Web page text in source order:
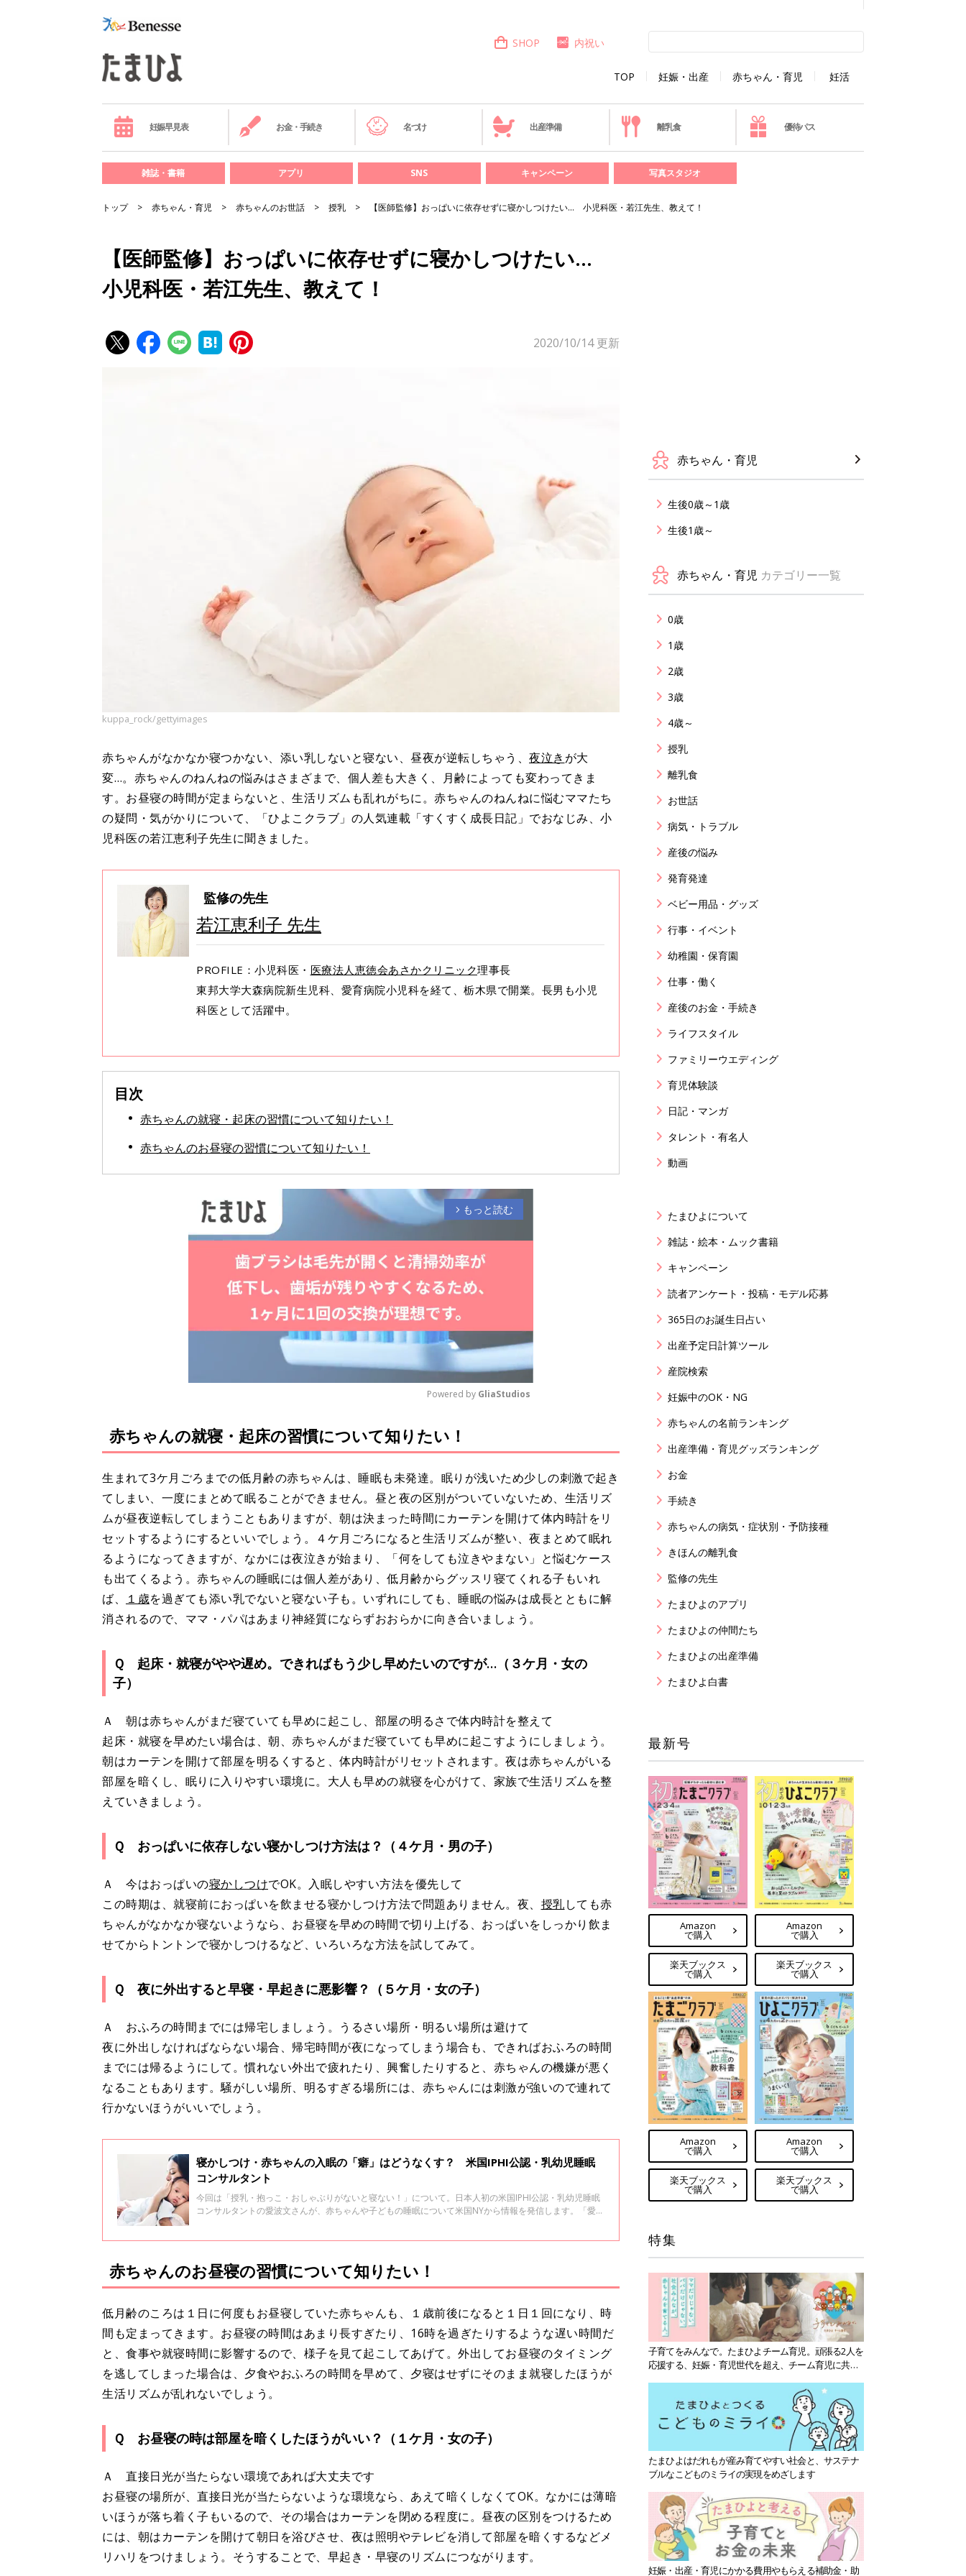
TOP 妊娠・出産 赤ちゃん・育児 妊活
SHOP 内祝い
妊娠早見表 お金・手続き 名づけ 出産準備 離乳食 優待パス
雑誌・書籍 アプリ SNS キャンペーン 写真スタジオ
トップ 赤ちゃん・育児 赤ちゃんのお世話 授乳 【医師監修】おっぱいに依存せずに寝かしつけたい… 小児科医・若江先生、教えて！
【医師監修】おっぱいに依存せずに寝かしつけたい…
小児科医・若江先生、教えて！
2020/10/14更新
kuppa_rock/gettyimages
赤ちゃんがなかなか寝つかない、添い乳しないと寝ない、昼夜が逆転しちゃう、 夜泣き が大
変…。赤ちゃんのねんねの悩みはさまざまで、個人差も大きく、月齢によっても変わってきま
す。お昼寝の時間が定まらないと、生活リズムも乱れがちに。赤ちゃんのねんねに悩むママたち
の疑問・気がかりについて、「ひよこクラブ」の人気連載「すくすく成長日記」でおなじみ、小
児科医の若江恵利子先生に聞きました。
監修の先生
若江恵利子 先生
PROFILE：小児科医・ 医療法人恵徳会あさかクリニック理事長
東邦大学大森病院新生児科、愛育病院小児科を経て、栃木県で開業。長男も小児
科医として活躍中。
目次
赤ちゃんの就寝・起床の習慣について知りたい！
赤ちゃんのお昼寝の習慣について知りたい！
arrow_forward_ios もっと読む
u
t
e
Powered by GliaStudios
赤ちゃんの就寝・起床の習慣について知りたい！
生まれて3ケ月ごろまでの低月齢の赤ちゃんは、睡眠も未発達。眠りが浅いため少しの刺激で起き
てしまい、一度にまとめて眠ることができません。昼と夜の区別がついていないため、生活リズ
ムが昼夜逆転してしまうこともありますが、朝は決まった時間にカーテンを開けて体内時計をリ
セットするようにするといいでしょう。４ケ月ごろになると生活リズムが整い、夜まとめて眠れ
るようになってきますが、なかには夜泣きが始まり、「何をしても泣きやまない」と悩むケース
も出てくるよう。赤ちゃんの睡眠には個人差があり、低月齢からグッスリ寝てくれる子もいれ
ば、
１歳を過ぎても添い乳でないと寝ない子も。いずれにしても、睡眠の悩みは成長とともに解
消されるので、ママ・パパはあまり神経質にならずおおらかに向き合いましょう。
Ｑ 起床・就寝がやや遅め。できればもう少し早めたいのですが…（３ケ月・女の
子）
Ａ 朝は赤ちゃんがまだ寝ていても早めに起こし、部屋の明るさで体内時計を整えて
起床・就寝を早めたい場合は、朝、赤ちゃんがまだ寝ていても早めに起こすようにしましょう。
朝はカーテンを開けて部屋を明るくすると、体内時計がリセットされます。夜は赤ちゃんがいる
部屋を暗くし、眠りに入りやすい環境に。大人も早めの就寝を心がけて、家族で生活リズムを整
えていきましょう。
Ｑ おっぱいに依存しない寝かしつけ方法は？（４ケ月・男の子）
Ａ 今はおっぱいの寝かしつけでOK。入眠しやすい方法を優先して
この時期は、就寝前におっぱいを飲ませる寝かしつけ方法で問題ありません。夜、 授乳しても赤
ちゃんがなかなか寝ないようなら、お昼寝を早めの時間で切り上げる、おっぱいをしっかり飲ま
せてからトントンで寝かしつけるなど、いろいろな方法を試してみて。
Ｑ 夜に外出すると早寝・早起きに悪影響？（５ケ月・女の子）
Ａ おふろの時間までには帰宅しましょう。うるさい場所・明るい場所は避けて
夜に外出しなければならない場合、帰宅時間が夜になってしまう場合も、できればおふろの時間
までには帰るようにして。慣れない外出で疲れたり、興奮したりすると、赤ちゃんの機嫌が悪く
なることもあります。騒がしい場所、明るすぎる場所には、赤ちゃんには刺激が強いので連れて
行かないほうがいいでしょう。
寝かしつけ・赤ちゃんの入眠の「癖」はどうなくす？ 米国IPHI公認・乳幼児睡眠
コンサルタント
今回は「授乳・抱っこ・おしゃぶりがないと寝ない！」について。日本人初の米国IPHI公認・乳幼児睡眠
コンサルタントの愛波文さんが、赤ちゃんや子どもの睡眠について米国NYから情報を発信します。「愛波
赤ちゃんのお昼寝の習慣について知りたい！
低月齢のころは１日に何度もお昼寝していた赤ちゃんも、１歳前後になると１日１回になり、時
間も定まってきます。お昼寝の時間はあまり長すぎたり、16時を過ぎたりするような遅い時間だ
と、食事や就寝時間に影響するので、様子を見て起こしてあげて。外出してお昼寝のタイミング
を逃してしまった場合は、夕食やおふろの時間を早めて、夕寝はせずにそのまま就寝したほうが
生活リズムが乱れないでしょう。
Ｑ お昼寝の時は部屋を暗くしたほうがいい？（１ケ月・女の子）
Ａ 直接日光が当たらない環境であれば大丈夫です
お昼寝の場所が、直接日光が当たらないような環境なら、あえて暗くしなくてOK。なかには薄暗
いほうが落ち着く子もいるので、その場合はカーテンを閉める程度に。昼夜の区別をつけるため
には、朝はカーテンを開けて朝日を浴びさせ、夜は照明やテレビを消して部屋を暗くするなどメ
リハリをつけましょう。そうすることで、早起き・早寝のリズムにつながります。
赤ちゃん・育児
生後0歳～1歳
生後1歳～
赤ちゃん・育児 カテゴリー一覧
0歳
1歳
2歳
3歳
4歳～
授乳
離乳食
お世話
病気・トラブル
産後の悩み
発育発達
ベビー用品・グッズ
行事・イベント
幼稚園・保育園
仕事・働く
産後のお金・手続き
ライフスタイル
ファミリーウエディング
育児体験談
日記・マンガ
タレント・有名人
動画
たまひよについて
雑誌・絵本・ムック書籍
キャンペーン
読者アンケート・投稿・モデル応募
365日のお誕生日占い
出産予定日計算ツール
産院検索
妊娠中のOK・NG
赤ちゃんの名前ランキング
出産準備・育児グッズランキング
お金
手続き
赤ちゃんの病気・症状別・予防接種
きほんの離乳食
監修の先生
たまひよのアプリ
たまひよの仲間たち
たまひよの出産準備
たまひよ白書
最新号
Amazon
で購入
楽天ブックス
で購入
Amazon
で購入
楽天ブックス
で購入
Amazon
で購入
楽天ブックス
で購入
Amazon
で購入
楽天ブックス
で購入
特集
子育てをみんなで。たまひよチーム育児。頑張る2人を
応援する、妊娠・育児世代を超え、チーム育児に共感
たまひよはだれもが産み育てやすい社会と、サステナ
ブルなこどものミライの実現をめざします
妊娠・出産・育児にかかる費用やもらえる補助金・助